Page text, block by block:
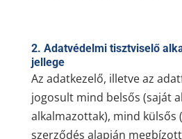
2. Adatvédelmi tisztviselő
jellege
Az adatkezelő, illetve az
jogosult mind belsős (saját
alkalmazottak), mind külsős
szerződés alapján